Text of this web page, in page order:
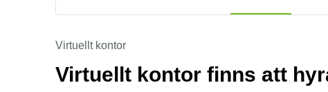
Virtuellt kontor
Virtuellt kontor finns att